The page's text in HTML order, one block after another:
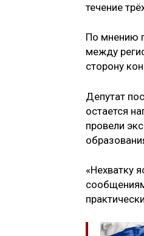
течение
По мнению
между
сторону
Депутат
остается
провели
«Нехватку